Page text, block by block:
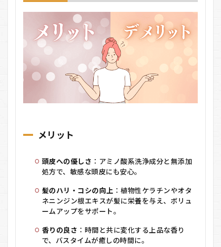
メリット
頭皮への優しさ ： アミノ酸系洗浄成分と無添加
処方で、敏感な頭皮にも安心。
髪のハリ・コシの向上 ： 植物性ケラチンやオタ
ネニンジン根エキスが髪に栄養を与え、ボリュ
ームアップをサポート。
香りの良さ ： 時間と共に変化する上品な香り
で、バスタイムが癒しの時間に。